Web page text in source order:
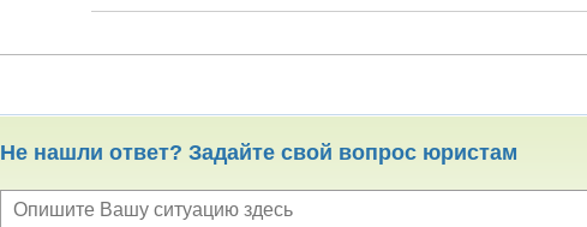
Не нашли ответ? Задайте свой вопрос юристам